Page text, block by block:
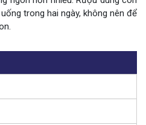
trong hai ngày, không nên để